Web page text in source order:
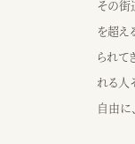
JR阿漕駅から徒歩15
その街
を超え
られて
れる人
自由に